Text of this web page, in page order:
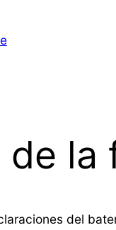
de la
del